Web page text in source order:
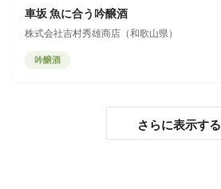
車坂 魚に合う吟醸酒
株式会社吉村秀雄商店（和歌山県）
吟醸酒
さらに表示する